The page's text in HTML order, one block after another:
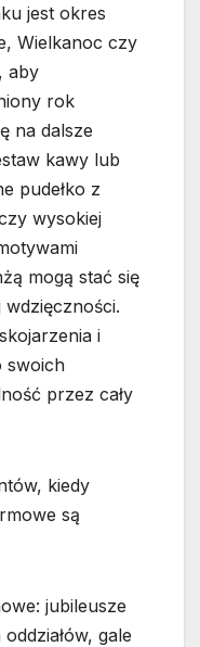
jest okres
Wielkanoc czy
aby
rok
na dalsze
kawy lub
pudełko z
wysokiej
mogą stać się
wdzięczności.
i
swoich
przez cały
kiedy
są
jubileusze
gale